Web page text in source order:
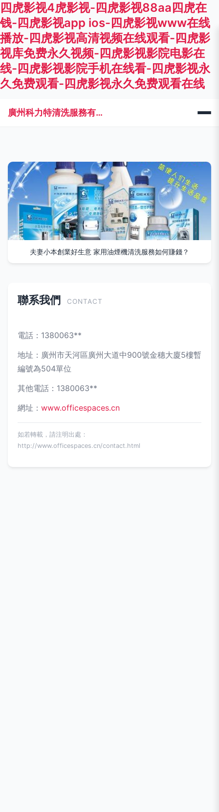
四虎影视4虎影视-四虎影视88aa四虎在
钱-四虎影视app ios-四虎影视www在线
播放-四虎影视高清视频在线观看-四虎影
视库免费永久视频-四虎影视影院电影在
线-四虎影视影院手机在线看-四虎影视永
久免费观看-四虎影视永久免费观看在线
廣州科力特清洗服務有限公司
夫妻小本創業好生意 家用油煙機清洗服務如何賺錢？
聯系我們 CONTACT
電話：1380063**
地址：廣州市天河區廣州大道中900號金穗大廈5樓暫
編號為504單位
其他電話：1380063**
網址： www.officespaces.cn
如若轉載，請注明出處：
http://www.officespaces.cn/contact.html